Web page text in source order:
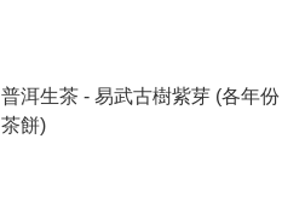
普洱生茶 - 易武古樹紫芽 (各年份
茶餅)